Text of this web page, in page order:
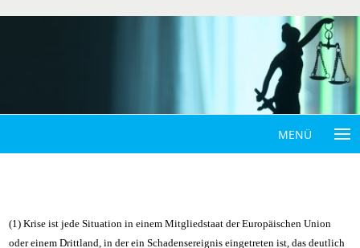
(1) Krise ist jede Situation in einem Mitgliedstaat der Europäischen Union
oder einem Drittland, in der ein Schadensereignis eingetreten ist, das deutlich